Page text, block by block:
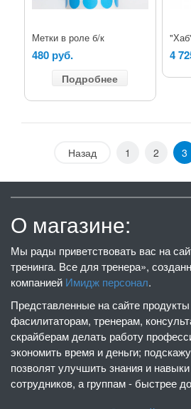
Метки в роле б/к
480 руб.
Подробнее
4
Назад 1 2 3
О магазине:
Мы рады приветствовать вас на
тренинга. Все для тренера»,
компанией Имидж персонал.
Представленные на сайте продукты
фасилитаторам, тренерам,
скрайберам делать работу
экономить время и деньги;
позволят улучшить знания и
сотрудников, а группам - быстрее